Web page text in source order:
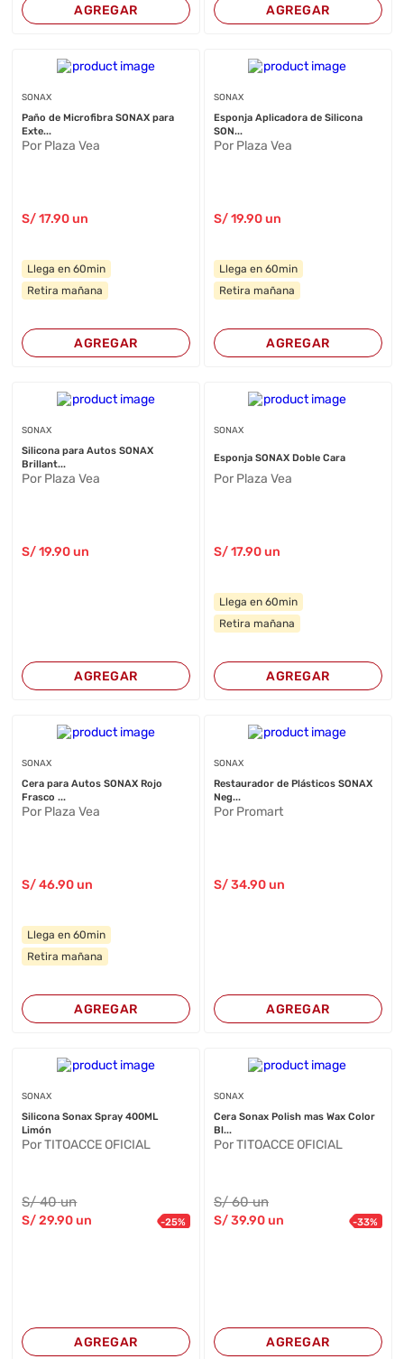
AGREGAR AGREGAR
SONAX
Paño de Microfibra SONAX para
Exte...
Por Plaza Vea
S/17.90 un
Llega en 60min
Retira mañana
AGREGAR
SONAX
Esponja Aplicadora de Silicona
SON...
Por Plaza Vea
S/19.90un
Llega en 60min
Retira mañana
AGREGAR
SONAX
Silicona para Autos SONAX
Brillant...
Por Plaza Vea
S/19.90 un
AGREGAR
SONAX
Esponja SONAX Doble Cara
Por Plaza Vea
S/17.90un
Llega en 60min
Retira mañana
AGREGAR
SONAX
Cera para Autos SONAX Rojo
Frasco ...
Por Plaza Vea
S/46.90 un
Llega en 60min
Retira mañana
AGREGAR
SONAX
Restaurador de Plásticos SONAX
Neg...
Por Promart
S/34.90un
AGREGAR
SONAX
Silicona Sonax Spray 400ML
Limón
Por TITOACCE OFICIAL
S/40 un
S/29.90 un -25%
AGREGAR
SONAX
Cera Sonax Polish mas Wax Color
Bl...
Por TITOACCE OFICIAL
S/60 un
S/39.90un -33%
AGREGAR